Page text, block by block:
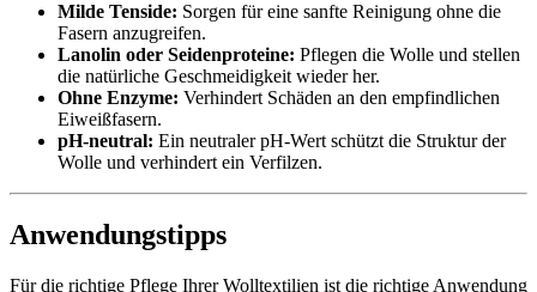
Milde Tenside: Sorgen für eine sanfte Reinigung ohne die
Fasern anzugreifen.
Lanolin oder Seidenproteine: Pflegen die Wolle und stellen
die natürliche Geschmeidigkeit wieder her.
Ohne Enzyme: Verhindert Schäden an den empfindlichen
Eiweißfasern.
pH-neutral: Ein neutraler pH-Wert schützt die Struktur der
Wolle und verhindert ein Verfilzen.
Anwendungstipps
Für die richtige Pflege Ihrer Wolltextilien ist die richtige Anwendung